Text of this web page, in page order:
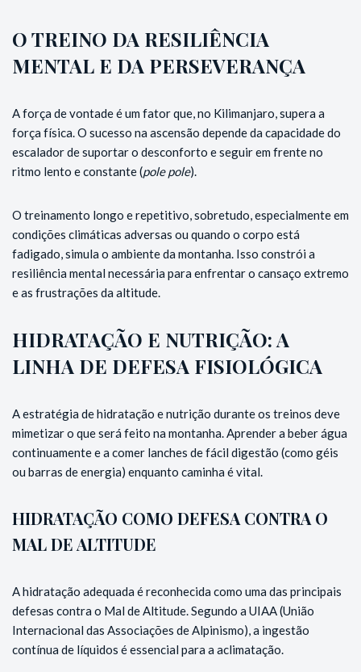
O TREINO DA RESILIÊNCIA
MENTAL E DA PERSEVERANÇA
A força de vontade é um fator que, no Kilimanjaro, supera a
força física. O sucesso na ascensão depende da capacidade do
escalador de suportar o desconforto e seguir em frente no
ritmo lento e constante (pole pole).
O treinamento longo e repetitivo, sobretudo, especialmente em
condições climáticas adversas ou quando o corpo está
fadigado, simula o ambiente da montanha. Isso constrói a
resiliência mental necessária para enfrentar o cansaço extremo
e as frustrações da altitude.
HIDRATAÇÃO E NUTRIÇÃO: A
LINHA DE DEFESA FISIOLÓGICA
A estratégia de hidratação e nutrição durante os treinos deve
mimetizar o que será feito na montanha. Aprender a beber água
continuamente e a comer lanches de fácil digestão (como géis
ou barras de energia) enquanto caminha é vital.
HIDRATAÇÃO COMO DEFESA CONTRA O
MAL DE ALTITUDE
A hidratação adequada é reconhecida como uma das principais
defesas contra o Mal de Altitude. Segundo a UIAA (União
Internacional das Associações de Alpinismo), a ingestão
contínua de líquidos é essencial para a aclimatação.